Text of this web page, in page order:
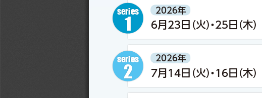
6月23日（火）・25日（木）
2026年
series
1
2026年
series
2 7月14日（火）・16日（木）